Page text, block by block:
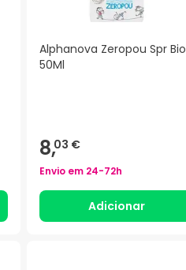
Alphanova Zeropou Spr Bio
50Ml
8,03 €
Envio em 24-72h
Adicionar